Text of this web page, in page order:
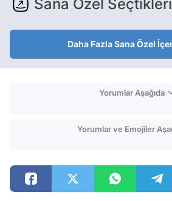
Sana Özel
Daha Fazla Sana Özel
Yorumlar Aşağıda
Yorumlar ve Emojiler